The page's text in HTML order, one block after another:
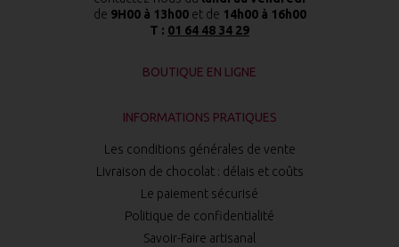
de 9H00 à 13h00et de 14h00 à 16h00
T : 01 64 48 34 29
BOUTIQUE EN LIGNE
INFORMATIONS PRATIQUES
Les conditions générales de vente
Livraison de chocolat : délais et coûts
Le paiement sécurisé
Politique de confidentialité
Savoir-Faire artisanal